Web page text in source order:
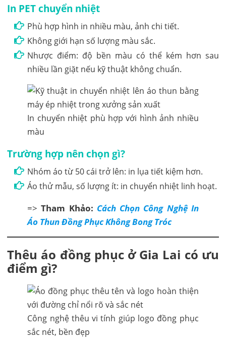
In PET chuyển nhiệt
Phù hợp hình in nhiều màu, ảnh chi tiết.
Không giới hạn số lượng màu sắc.
Nhược điểm: độ bền màu có thể kém hơn sau
nhiều lần giặt nếu kỹ thuật không chuẩn.
In chuyển nhiệt phù hợp với hình ảnh nhiều
màu
Trường hợp nên chọn gì?
Nhóm áo từ 50 cái trở lên: in lụa tiết kiệm hơn.
Áo thử mẫu, số lượng ít: in chuyển nhiệt linh hoạt.
=>Tham Khảo: Cách Chọn Công Nghệ In
Áo Thun Đồng Phục Không Bong Tróc
Thêu áo đồng phục ở Gia Lai có ưu
điểm gì?
Công nghệ thêu vi tính giúp logo đồng phục
sắc nét, bền đẹp